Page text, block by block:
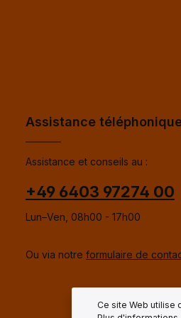
Assistance
Assistance et conseils au :
+49 6403 97274 00
Lun–Ven, 08h00 - 17h00
Ou via notre formulaire de
Ce site Web utilise